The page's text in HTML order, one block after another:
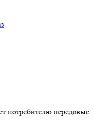
потребителю передовые